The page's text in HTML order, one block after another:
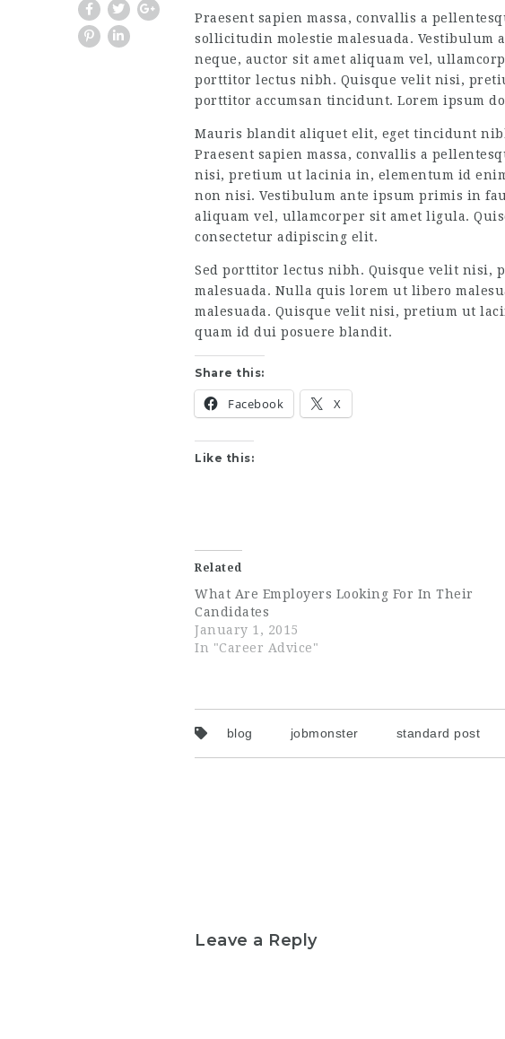
Praesent sapien massa, convallis a
sollicitudin molestie malesuada. Vestibulum
neque, auctor sit amet aliquam vel,
porttitor lectus nibh. Quisque velit nisi,
porttitor accumsan tincidunt. Lorem ipsum
Mauris blandit aliquet elit, eget tincidunt
Praesent sapien massa, convallis a
nisi, pretium ut lacinia in, elementum id
non nisi. Vestibulum ante ipsum primis in
aliquam vel, ullamcorper sit amet ligula.
consectetur adipiscing elit.
Sed porttitor lectus nibh. Quisque velit nisi,
malesuada. Nulla quis lorem ut libero
malesuada. Quisque velit nisi, pretium ut
quam id dui posuere blandit.
Share this:
Facebook X
Like this:
Related
What Are Employers Looking For In Their
Candidates
January 1, 2015
In "Career Advice"
blog jobmonster standard post
Leave a Reply